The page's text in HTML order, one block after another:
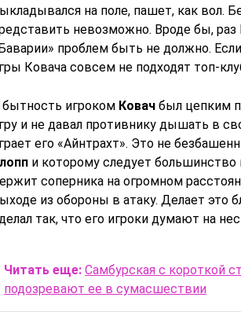
на поле, пашет, как вол.
невозможно. Вроде бы,
проблем быть не должно.
Ковача совсем не подходят топ-
бытность игроком Ковач был цепким
и не давал противнику дышать в
его «Айнтрахт». Это не
и которому следует
соперника на огромном
из обороны в атаку. Делает это
так, что его игроки думают на
Читать еще: Самбурская с короткой
подозревают ее в сумасшествии